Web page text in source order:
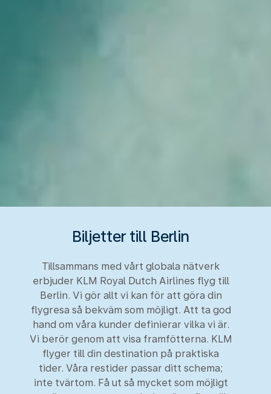
Biljetter till Berlin
Tillsammans med vårt globala nätverk
erbjuder KLM Royal Dutch Airlines flyg till
Berlin. Vi gör allt vi kan för att göra din
flygresa så bekväm som möjligt. Att ta god
hand om våra kunder definierar vilka vi är.
Vi berör genom att visa framfötterna. KLM
flyger till din destination på praktiska
tider. Våra restider passar ditt schema;
inte tvärtom. Få ut så mycket som möjligt